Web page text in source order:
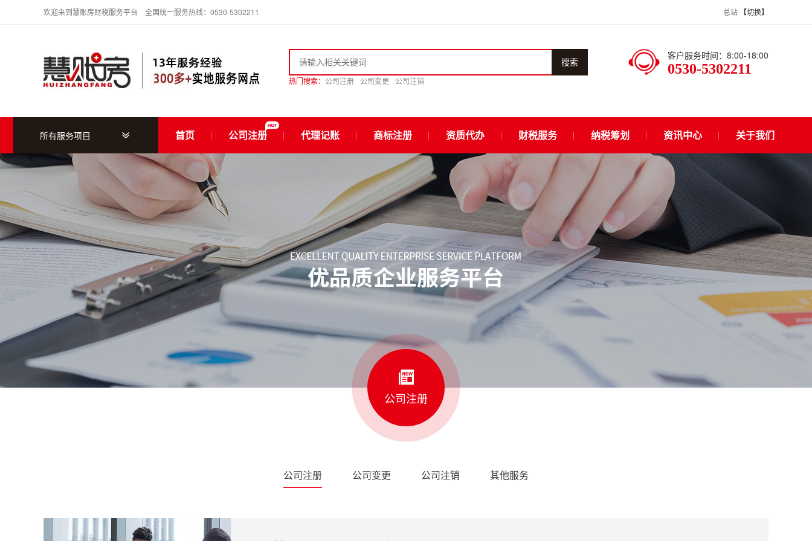
总站 【切换】
欢迎来到慧账房财税服务平台 全国统一服务热线：0530-5302211
搜索
热门搜索： 公司注册 公司变更 公司注销
客户服务时间：8:00-18:00
0530-5302211
所有服务项目 首页 公司注册 代理记账 商标注册 资质代办 财税服务 纳税筹划 资讯中心 关于我们
公司注册
公司注册 公司变更 公司注销 其他服务